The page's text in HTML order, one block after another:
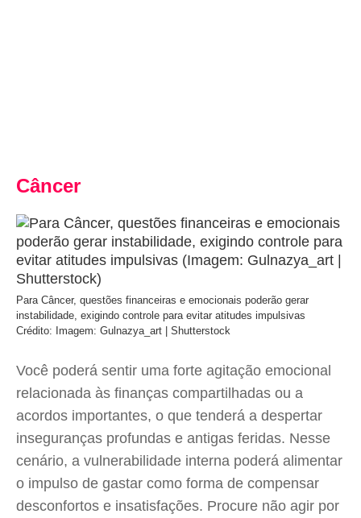
Câncer
Para Câncer, questões financeiras e emocionais poderão gerar
instabilidade, exigindo controle para evitar atitudes impulsivas
Crédito: Imagem: Gulnazya_art | Shutterstock
Você poderá sentir uma forte agitação emocional
relacionada às finanças compartilhadas ou a
acordos importantes, o que tenderá a despertar
inseguranças profundas e antigas feridas. Nesse
cenário, a vulnerabilidade interna poderá alimentar
o impulso de gastar como forma de compensar
desconfortos e insatisfações. Procure não agir por